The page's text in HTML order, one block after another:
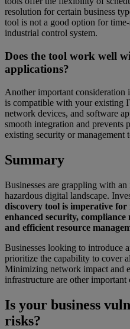
resolution for certain business
tool is not a good option for
industrial control system.
Does the tool work well
applications?
Another important consideration
is compatible with your existing
network devices, and software
smooth integration and prevents
existing security or management
Summary
Businesses are grappling with
hazardous digital landscape.
discovery tool is imperative
enhanced security,
and efficient resource
Businesses looking to introduce
prioritize the capability to cover
Minimizing network impact and
infrastructure are other important
Is your business
risks?